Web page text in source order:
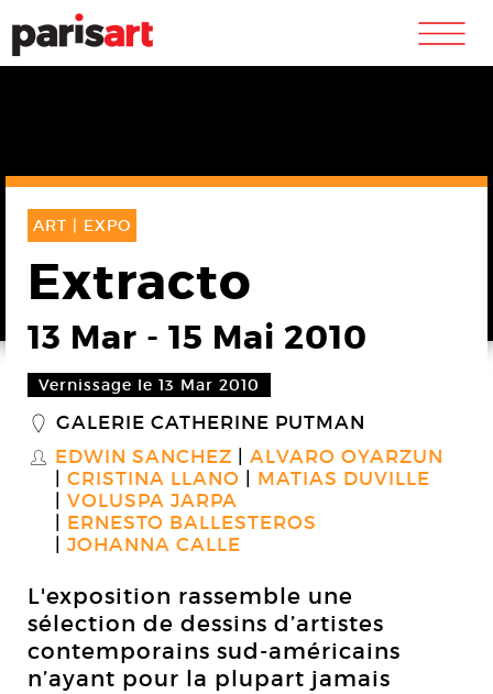
m
ART | EXPO
Extracto
13 Mar - 15 Mai 2010
Vernissage le 13 Mar 2010
_ GALERIE CATHERINE PUTMAN
S EDWIN SANCHEZ
ALVARO OYARZUN
CRISTINA LLANO
MATIAS DUVILLE
VOLUSPA JARPA
ERNESTO BALLESTEROS
JOHANNA CALLE
L'exposition rassemble une
sélection de dessins d’artistes
contemporains sud-américains
n’ayant pour la plupart jamais